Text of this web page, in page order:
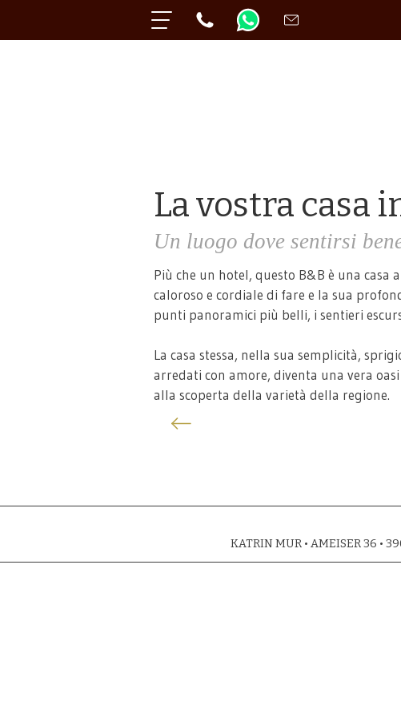
La vostra casa
Un luogo dove sentirsi
Più che un hotel, questo B&B è una
caloroso e cordiale di fare e la sua
punti panoramici più belli, i sentieri
La casa stessa, nella sua semplicità,
arredati con amore, diventa una vera
alla scoperta della varietà della regione.
KATRIN MUR • AMEISER 36 •